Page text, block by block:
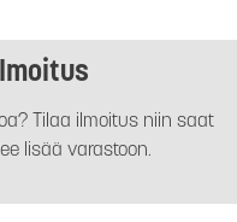
Tilaa ilmoitus niin saat
lisää varastoon.